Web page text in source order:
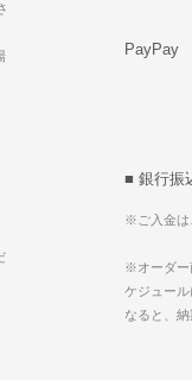
PayPay
■ 銀行振
※ご入金は
※オーダー
ケジュー
なると、